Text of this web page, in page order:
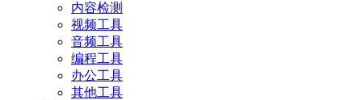
内容检测
视频工具
音频工具
编程工具
办公工具
其他工具